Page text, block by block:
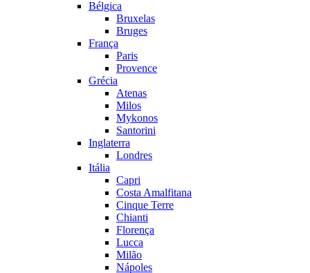
Bélgica
Bruxelas
Bruges
França
Paris
Provence
Grécia
Atenas
Milos
Mykonos
Santorini
Inglaterra
Londres
Itália
Capri
Costa Amalfitana
Cinque Terre
Chianti
Florença
Lucca
Milão
Nápoles